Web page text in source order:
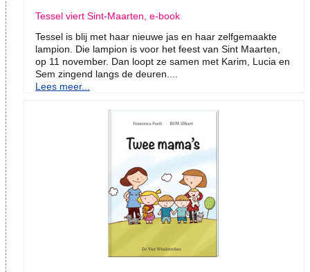
Tessel viert Sint-Maarten, e-book
Tessel is blij met haar nieuwe jas en haar zelfgemaakte
lampion. Die lampion is voor het feest van Sint Maarten,
op 11 november. Dan loopt ze samen met Karim, Lucia en
Sem zingend langs de deuren....
Lees meer...